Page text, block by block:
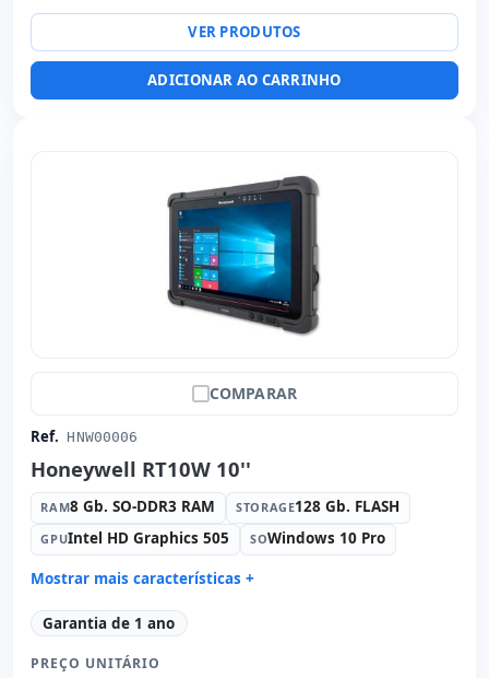
Multimídia: Webcam · Leitor SD · Leitor DNI
Layout do teclado Internacional
(adesivos espanhol)
hR embalagens
VER PRODUTOS
ADICIONAR AO CARRINHO
COMPARAR
Ref. HNW00006
Honeywell RT10W 10''
RAM8 Gb. SO-DDR3 RAM STORAGE128 Gb. FLASH
GPUIntel HD Graphics 505 SOWindows 10 Pro
Mostrar mais características +
Connectivity: WIFI · Bluetooth
Processador: Intel Pentium N4200 1.1 GHz.
Som: High Definition Audio
Garantia de 1 ano
PREÇO UNITÁRIO